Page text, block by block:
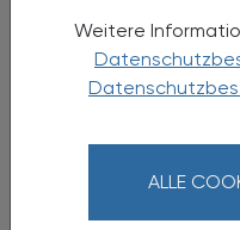
Weitere
ALLE